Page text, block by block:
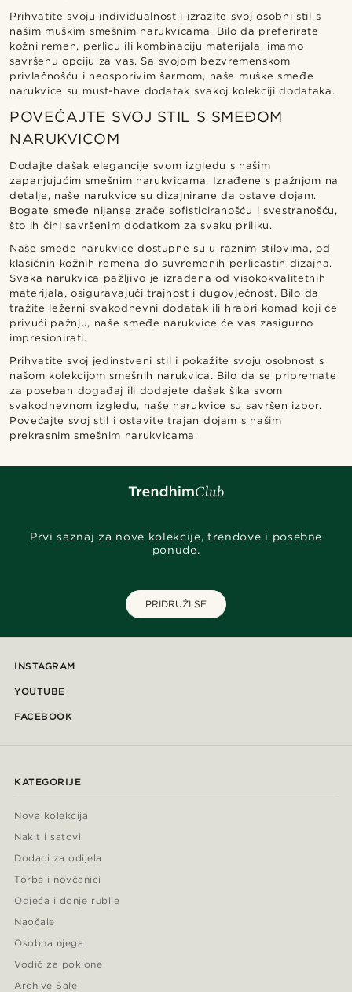
Prihvatite svoju individualnost i izrazite svoj osobni stil s
našim muškim smešnim narukvicama. Bilo da preferirate
kožni remen, perlicu ili kombinaciju materijala, imamo
savršenu opciju za vas. Sa svojom bezvremenskom
privlačnošću i neosporivim šarmom, naše muške smeđe
narukvice su must-have dodatak svakoj kolekciji dodataka.
POVEĆAJTE SVOJ STIL S SMEĐOM
NARUKVICOM
Dodajte dašak elegancije svom izgledu s našim
zapanjujućim smešnim narukvicama. Izrađene s pažnjom na
detalje, naše narukvice su dizajnirane da ostave dojam.
Bogate smeđe nijanse zrače sofisticiranošću i svestranošću,
što ih čini savršenim dodatkom za svaku priliku.
Naše smeđe narukvice dostupne su u raznim stilovima, od
klasičnih kožnih remena do suvremenih perlicastih dizajna.
Svaka narukvica pažljivo je izrađena od visokokvalitetnih
materijala, osiguravajući trajnost i dugovječnost. Bilo da
tražite ležerni svakodnevni dodatak ili hrabri komad koji će
privući pažnju, naše smeđe narukvice će vas zasigurno
impresionirati.
Prihvatite svoj jedinstveni stil i pokažite svoju osobnost s
našom kolekcijom smešnih narukvica. Bilo da se pripremate
za poseban događaj ili dodajete dašak šika svom
svakodnevnom izgledu, naše narukvice su savršen izbor.
Povećajte svoj stil i ostavite trajan dojam s našim
prekrasnim smešnim narukvicama.
Prvi saznaj za nove kolekcije, trendove i posebne
ponude.
PRIDRUŽI SE
INSTAGRAM
YOUTUBE
FACEBOOK
KATEGORIJE
Nova kolekcija
Nakit i satovi
Dodaci za odijela
Torbe i novčanici
Odjeća i donje rublje
Naočale
Osobna njega
Vodič za poklone
Archive Sale